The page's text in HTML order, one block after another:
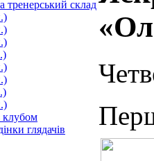
тренерський склад
клубом
глядачів